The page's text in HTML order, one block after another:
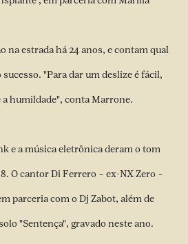
na estrada há 24 anos, e contam qual
"Para dar um deslize é fácil,
humildade", conta Marrone.
e a música eletrônica deram o tom
O cantor Di Ferrero – ex-NX Zero –
parceria com o Dj Zabot, além de
"Sentença", gravado neste ano.